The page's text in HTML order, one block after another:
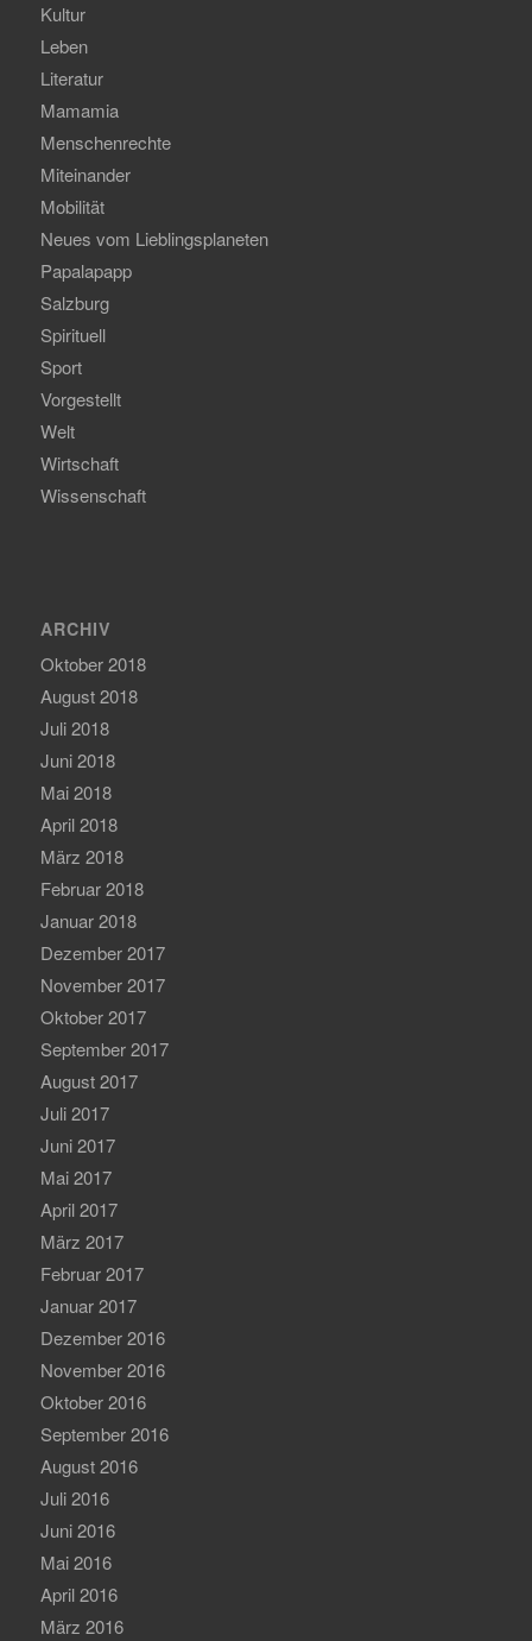
Kultur
Leben
Literatur
Mamamia
Menschenrechte
Miteinander
Mobilität
Neues vom Lieblingsplaneten
Papalapapp
Salzburg
Spirituell
Sport
Vorgestellt
Welt
Wirtschaft
Wissenschaft
ARCHIV
Oktober 2018
August 2018
Juli 2018
Juni 2018
Mai 2018
April 2018
März 2018
Februar 2018
Januar 2018
Dezember 2017
November 2017
Oktober 2017
September 2017
August 2017
Juli 2017
Juni 2017
Mai 2017
April 2017
März 2017
Februar 2017
Januar 2017
Dezember 2016
November 2016
Oktober 2016
September 2016
August 2016
Juli 2016
Juni 2016
Mai 2016
April 2016
März 2016